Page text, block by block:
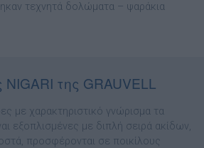
τεχνητά δολώματα – ψαράκια
της GRAUVELL
με χαρακτηριστικό γνώρισμα τα
εξοπλισμένες με διπλή σειρά ακίδων,
προσφέρονται σε ποικίλους